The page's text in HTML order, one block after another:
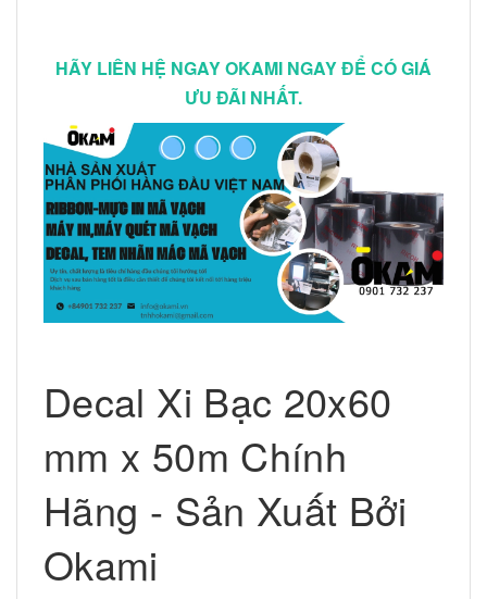
HÃY LIÊN HỆ NGAY OKAMI NGAY ĐỂ CÓ GIÁ
ƯU ĐÃI NHẤT.
Decal Xi Bạc 20x60
mm x 50m Chính
Hãng - Sản Xuất Bởi
Okami